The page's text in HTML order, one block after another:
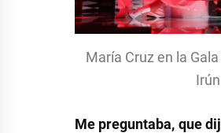
María Cruz en la
Irún
Me preguntaba, que